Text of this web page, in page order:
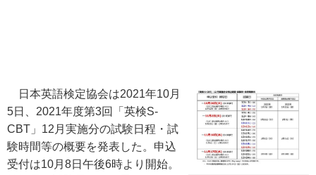
日本英語検定協会は2021年10月
5日、2021年度第3回「英検S-
CBT」12月実施分の試験日程・試
験時間等の概要を発表した。申込
受付は10月8日午後6時より開始。